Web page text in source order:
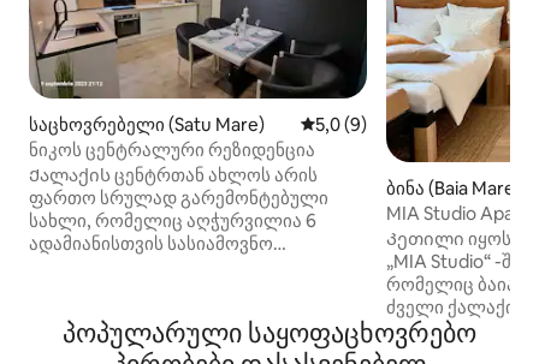
საცხოვრებელი (Satu Mare) საშუალო შეფასებაა 5‑დან
5,0 (9)
ნიკოს ცენტრალური რეზიდენცია
Ქალაქის ცენტრთან ახლოს არის
ფართო სრულად გარემონტებული
სახლი, რომელიც აღჭურვილია 6
ადამიანისთვის სასიამოვნო
დივნით, სამზარეულო და სააბაზანო
სარეცხი მანქანით. Ზემოთ: 2 გულუხვი
ბინა (Baia Mare)
MIA Studio
Კეთილი იყოს
„MIA Studio“ -
რომელიც ბაია
ძველი ქალაქის
მდებარეობს!
საქმიანი
პოპულარული საყოფაცხოვრებო